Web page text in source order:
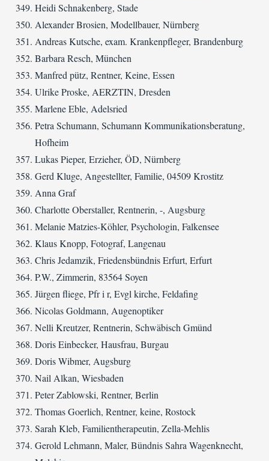
Heidi Schnakenberg, Stade
Alexander Brosien, Modellbauer, Nürnberg
Andreas Kutsche, exam. Krankenpfleger, Brandenburg
Barbara Resch, München
Manfred pütz, Rentner, Keine, Essen
Ulrike Proske, AERZTIN, Dresden
Marlene Eble, Adelsried
Petra Schumann, Schumann Kommunikationsberatung,
Hofheim
Lukas Pieper, Erzieher, ÖD, Nürnberg
Gerd Kluge, Angestellter, Familie, 04509 Krostitz
Anna Graf
Charlotte Oberstaller, Rentnerin, -, Augsburg
Melanie Matzies-Köhler, Psychologin, Falkensee
Klaus Knopp, Fotograf, Langenau
Chris Jedamzik, Friedensbündnis Erfurt, Erfurt
P.W., Zimmerin, 83564 Soyen
Jürgen fliege, Pfr i r, Evgl kirche, Feldafing
Nicolas Goldmann, Augenoptiker
Nelli Kreutzer, Rentnerin, Schwäbisch Gmünd
Doris Einbecker, Hausfrau, Burgau
Doris Wibmer, Augsburg
Nail Alkan, Wiesbaden
Peter Zablowski, Rentner, Berlin
Thomas Goerlich, Rentner, keine, Rostock
Sarah Kleb, Familientherapeutin, Zella-Mehlis
Gerold Lehmann, Maler, Bündnis Sahra Wagenknecht,